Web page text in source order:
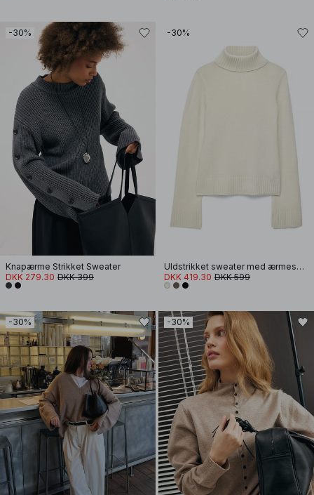
-30%
Knapærme Strikket Sweater
DKK 279.30 DKK 399
-30%
Uldstrikket sweater med ærmesplit
DKK 419.30 DKK 599
-30% -30%